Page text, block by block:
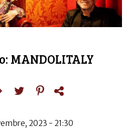
MANDOLITALY
2023 - 21:30